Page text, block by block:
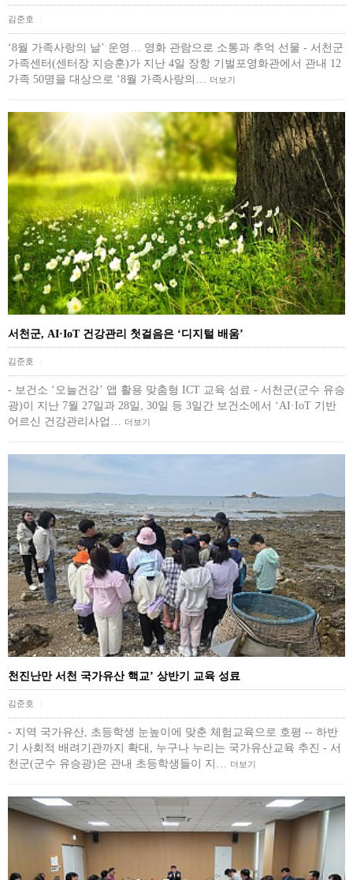
김준호
‘8월 가족사랑의 날’ 운영… 영화 관람으로 소통과 추억 선물 - 서천군
가족센터(센터장 지승훈)가 지난 4일 장항 기벌포영화관에서 관내 12
가족 50명을 대상으로 ‘8월 가족사랑의… 더보기
서천군, AI·IoT 건강관리 첫걸음은 ‘디지털 배움’
김준호
- 보건소 ‘오늘건강’ 앱 활용 맞춤형 ICT 교육 성료 - 서천군(군수 유승
광)이 지난 7월 27일과 28일, 30일 등 3일간 보건소에서 ‘AI·IoT 기반
어르신 건강관리사업… 더보기
천진난만 서천 국가유산 핵교’ 상반기 교육 성료
김준호
- 지역 국가유산, 초등학생 눈높이에 맞춘 체험교육으로 호평 -- 하반
기 사회적 배려기관까지 확대, 누구나 누리는 국가유산교육 추진 - 서
천군(군수 유승광)은 관내 초등학생들이 지…
더보기